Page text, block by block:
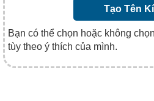
Tạo Tên
Bạn có thể chọn hoặc không
tùy theo ý thích của mình.